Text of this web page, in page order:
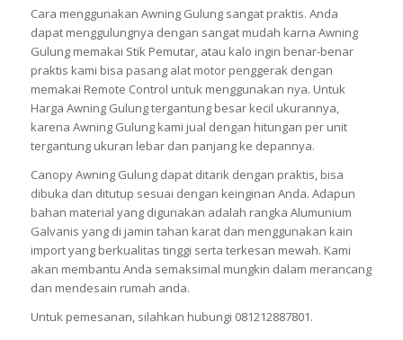
Cara menggunakan Awning Gulung sangat praktis. Anda
dapat menggulungnya dengan sangat mudah karna Awning
Gulung memakai Stik Pemutar, atau kalo ingin benar-benar
praktis kami bisa pasang alat motor penggerak dengan
memakai Remote Control untuk menggunakan nya. Untuk
Harga Awning Gulung tergantung besar kecil ukurannya,
karena Awning Gulung kami jual dengan hitungan per unit
tergantung ukuran lebar dan panjang ke depannya.
Canopy Awning Gulung dapat ditarik dengan praktis, bisa
dibuka dan ditutup sesuai dengan keinginan Anda. Adapun
bahan material yang digunakan adalah rangka Alumunium
Galvanis yang di jamin tahan karat dan menggunakan kain
import yang berkualitas tinggi serta terkesan mewah. Kami
akan membantu Anda semaksimal mungkin dalam merancang
dan mendesain rumah anda.
Untuk pemesanan, silahkan hubungi 081212887801.